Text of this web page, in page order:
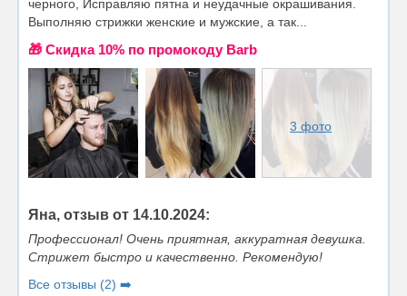
черного, Исправляю пятна и неудачные окрашивания.
Выполняю стрижки женские и мужские, а так...
🎁 Cкидка 10% по промокоду Barb
3 фото
Яна, отзыв от 14.10.2024:
Профессионал! Очень приятная, аккуратная девушка.
Стрижет быстро и качественно. Рекомендую!
Все отзывы (2) ➡️